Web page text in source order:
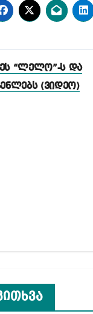
“ლელო”-ს და
(ვიდეო)